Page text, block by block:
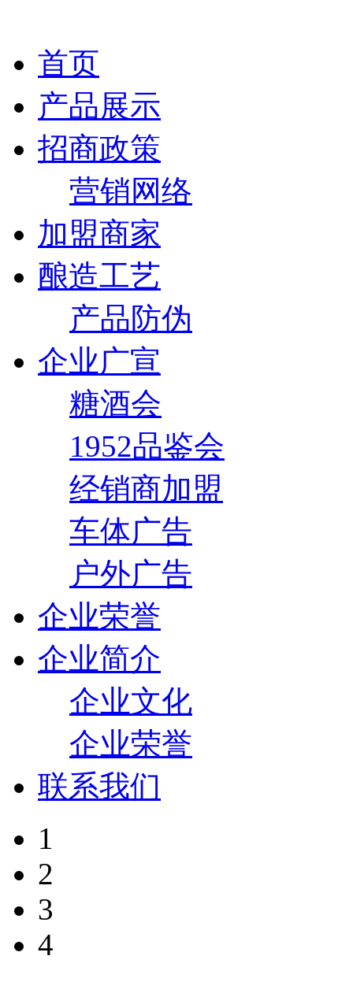
首页
产品展示
招商政策
营销网络
加盟商家
酿造工艺
产品防伪
企业广宣
糖酒会
1952品鉴会
经销商加盟
车体广告
户外广告
企业荣誉
企业简介
企业文化
企业荣誉
联系我们
1
2
3
4